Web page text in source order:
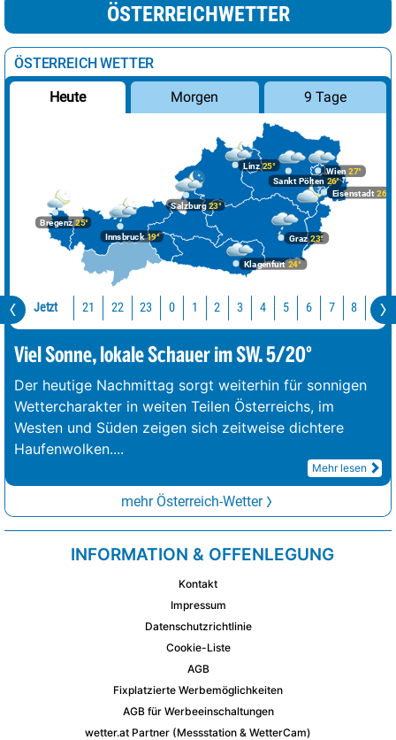
ÖSTERREICHWETTER
ÖSTERREICH WETTER
Heute Morgen 9 Tage
Bregenz25°
Graz23°
Innsbruck19°
Klagenfurt 24°
Linz25°
Salzburg23°
Wien 27°
Eisenstadt 26°
Sankt Pölten 26°
Jetzt 21 22 23 0 1 2 3 4 5 6 7 8
Viel Sonne, lokale Schauer im SW. 5/20°
Der heutige Nachmittag sorgt weiterhin für sonnigen
Wettercharakter in weiten Teilen Österreichs, im
Westen und Süden zeigen sich zeitweise dichtere
Haufenwolken....
Mehr lesen
mehr Österreich-Wetter
INFORMATION & OFFENLEGUNG
Kontakt
Impressum
Datenschutzrichtlinie
Cookie-Liste
AGB
Fixplatzierte Werbemöglichkeiten
AGB für Werbeeinschaltungen
wetter.at Partner (Messstation & WetterCam)